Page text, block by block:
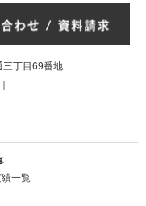
丁目69番地
一覧